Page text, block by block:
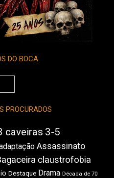
DO BOCA
PROCURADOS
caveiras 3-5
Assassinato
claustrofobia
Destaque Drama Década de 70